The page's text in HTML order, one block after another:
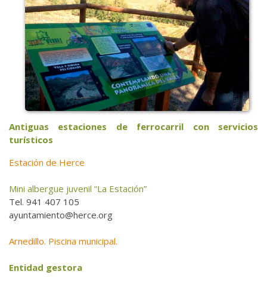
Antiguas estaciones de ferrocarril con servicios
turísticos
Estación de Herce
Mini albergue juvenil “La Estación”
Tel. 941 407 105
ayuntamiento@herce.org
Arnedillo. Piscina municipal.
Entidad gestora